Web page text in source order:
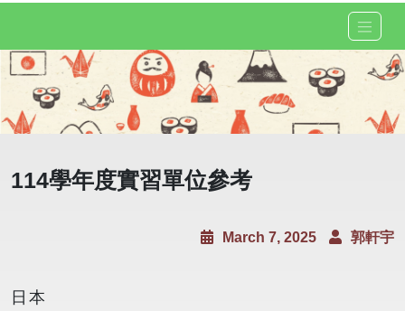
114學年度實習單位參考
March 7, 2025 郭軒宇
日本